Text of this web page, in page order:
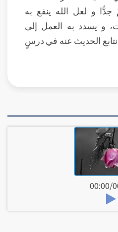
و لعل الله ينفع به
و يسدد به العمل إلى
الحديث عنه في درسٍ
00:00/